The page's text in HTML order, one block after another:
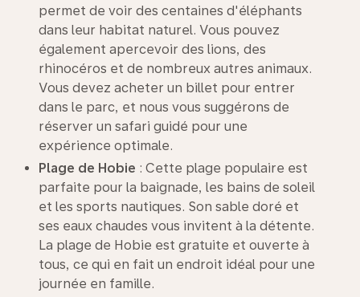
permet de voir des centaines d'éléphants
dans leur habitat naturel. Vous pouvez
également apercevoir des lions, des
rhinocéros et de nombreux autres animaux.
Vous devez acheter un billet pour entrer
dans le parc, et nous vous suggérons de
réserver un safari guidé pour une
expérience optimale.
Plage de Hobie : Cette plage populaire est
parfaite pour la baignade, les bains de soleil
et les sports nautiques. Son sable doré et
ses eaux chaudes vous invitent à la détente.
La plage de Hobie est gratuite et ouverte à
tous, ce qui en fait un endroit idéal pour une
journée en famille.